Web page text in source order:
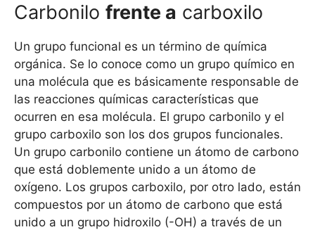
Carbonilo frente a carboxilo
Un grupo funcional es un término de química
orgánica. Se lo conoce como un grupo químico en
una molécula que es básicamente responsable de
las reacciones químicas características que
ocurren en esa molécula. El grupo carbonilo y el
grupo carboxilo son los dos grupos funcionales.
Un grupo carbonilo contiene un átomo de carbono
que está doblemente unido a un átomo de
oxígeno. Los grupos carboxilo, por otro lado, están
compuestos por un átomo de carbono que está
unido a un grupo hidroxilo (-OH) a través de un